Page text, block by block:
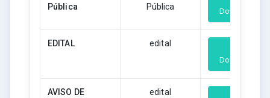
Pública
Pública
Download
EDITAL edital
Download
AVISO DE
edital